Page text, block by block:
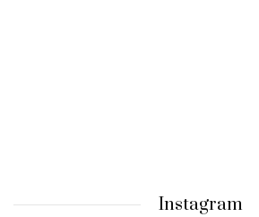
Instagram